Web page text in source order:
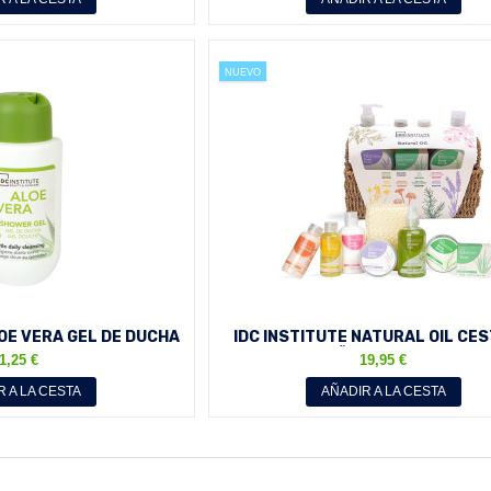
VERA GEL DE DUCHA
SHOWER...
1,25 €
A LA CESTA
NUEVO
IDC INSTITUTE NATURAL OIL
BAÑO REF. 99339
19,95 €
AÑADIR A LA CESTA